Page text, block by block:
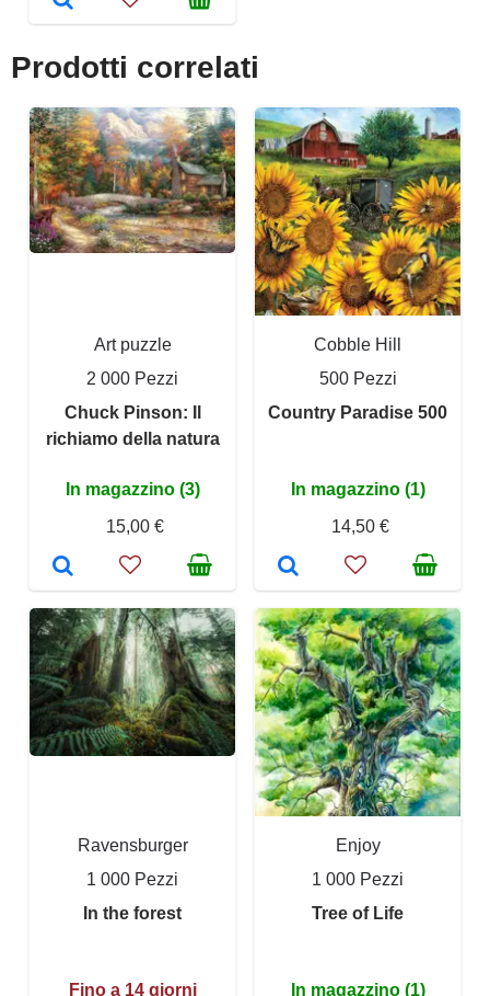
Prodotti correlati
Art puzzle
2 000 Pezzi
Chuck Pinson: Il
richiamo della natura
In magazzino (3)
15,00 €
Cobble Hill
500 Pezzi
Country Paradise 500
In magazzino (1)
14,50 €
Ravensburger
1 000 Pezzi
In the forest
Fino a 14 giorni
Enjoy
1 000 Pezzi
Tree of Life
In magazzino (1)